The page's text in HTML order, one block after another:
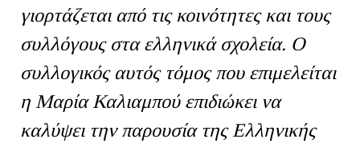
γιορτάζεται από τις κοινότητες και τους
συλλόγους στα ελληνικά σχολεία. Ο
συλλογικός αυτός τόμος που επιμελείται
η Μαρία Καλιαμπού επιδιώκει να
καλύψει την παρουσία της Ελληνικής